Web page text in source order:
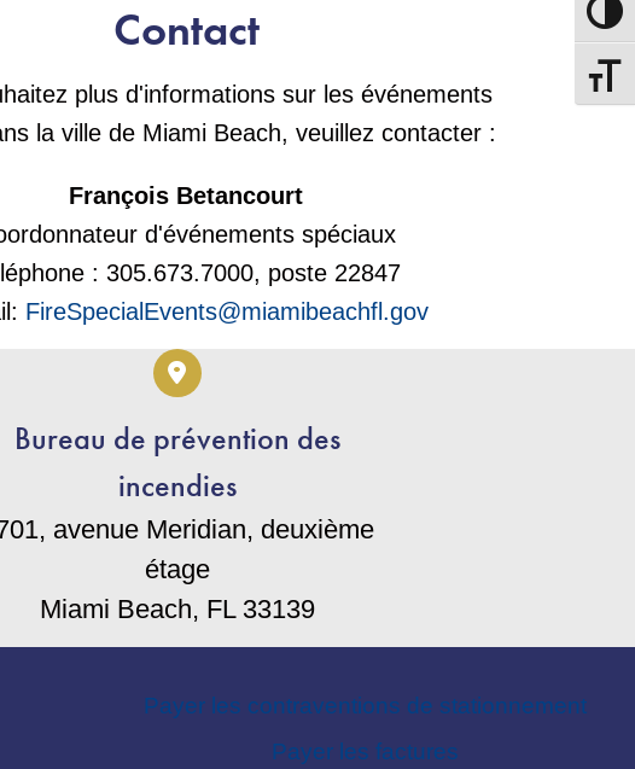
Contact
plus d'informations sur les événements
la ville de Miami Beach, veuillez contacter :
François Betancourt
d'événements spéciaux
: 305.673.7000, poste 22847
FireSpecialEvents@miamibeachfl.gov
Bureau de prévention des
incendies
avenue Meridian, deuxième
étage
Miami Beach, FL 33139
Payer les contraventions de stationnement
Payer les factures